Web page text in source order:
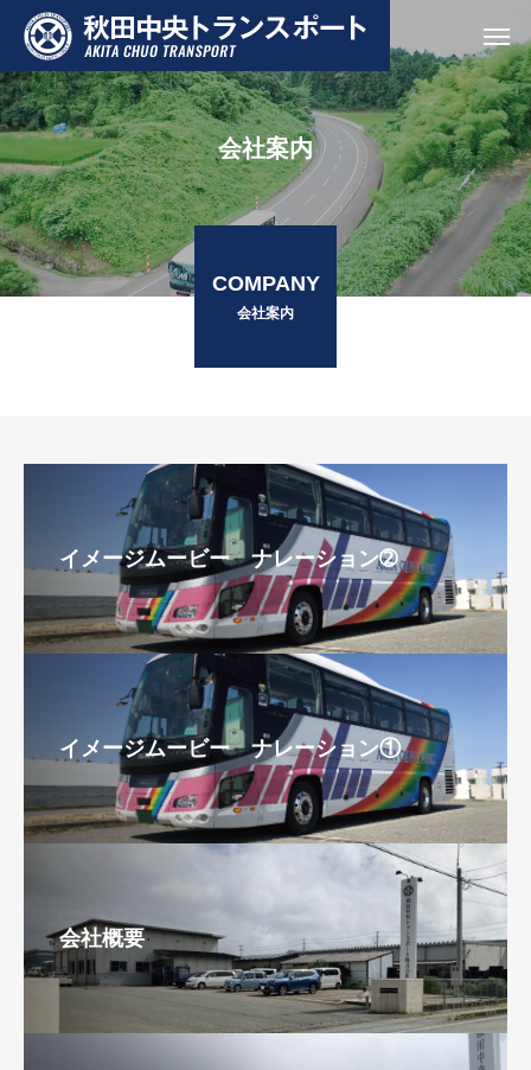
会社案内
COMPANY
会社案内
イメージムービー ナレーション➁
イメージムービー ナレーション①
会社概要